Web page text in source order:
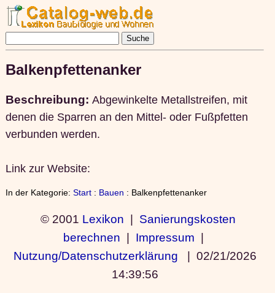
Balkenpfettenanker
Beschreibung: Abgewinkelte Metallstreifen, mit
denen die Sparren an den Mittel- oder Fußpfetten
verbunden werden.
Link zur Website:
In der Kategorie: Start: Bauen : Balkenpfettenanker
© 2001 Lexikon | Sanierungskosten
berechnen | Impressum |
Nutzung/Datenschutzerklärung | 02/21/2026
14:39:56